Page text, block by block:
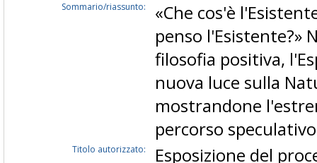
Sommario/riassunto:
«Che cos'è
penso l'Esistente?»
filosofia positiva,
nuova luce sulla
mostrandone
percorso
Titolo autorizzato: Esposizione del